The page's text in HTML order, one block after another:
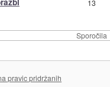
Sporočila
13
pravic pridržanih